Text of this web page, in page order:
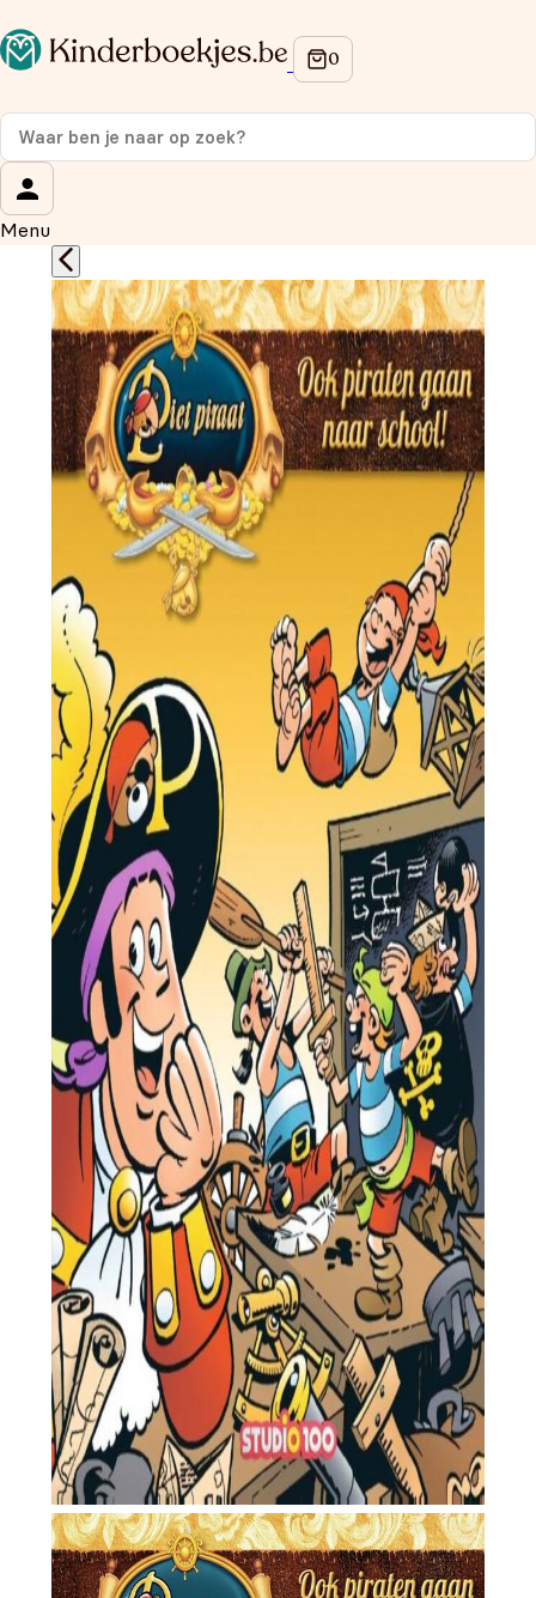
Menu
Op de hoogte blijven van onze acties?
Meld je aan voor onze nieuwsbrief en ontvang
korting
Wat is je voornaam?
Wat is je e-mailadres?*
Aanmelden
We gebruiken je gegevens om contact op te nemen, in
overeenstemming met onsprivacybeleid.